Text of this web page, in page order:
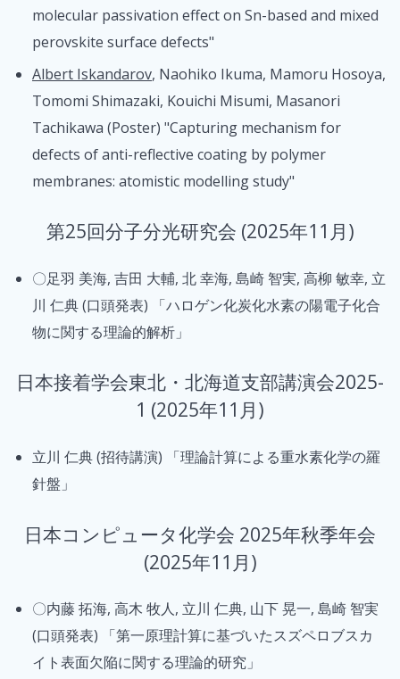
molecular passivation effect on Sn-based and mixed
perovskite surface defects"
Albert Iskandarov, Naohiko Ikuma, Mamoru Hosoya,
Tomomi Shimazaki, Kouichi Misumi, Masanori
Tachikawa (Poster) "Capturing mechanism for
defects of anti-reflective coating by polymer
membranes: atomistic modelling study"
第25回分子分光研究会 (2025年11月)
〇足羽 美海, 吉田 大輔, 北 幸海, 島崎 智実, 高柳 敏幸, 立
川 仁典 (口頭発表) 「ハロゲン化炭化水素の陽電子化合
物に関する理論的解析」
日本接着学会東北・北海道支部講演会2025-
1 (2025年11月)
立川 仁典 (招待講演) 「理論計算による重水素化学の羅
針盤」
日本コンピュータ化学会 2025年秋季年会
(2025年11月)
〇内藤 拓海, 高木 牧人, 立川 仁典, 山下 晃一, 島崎 智実
(口頭発表) 「第一原理計算に基づいたスズペロブスカ
イト表面欠陥に関する理論的研究」